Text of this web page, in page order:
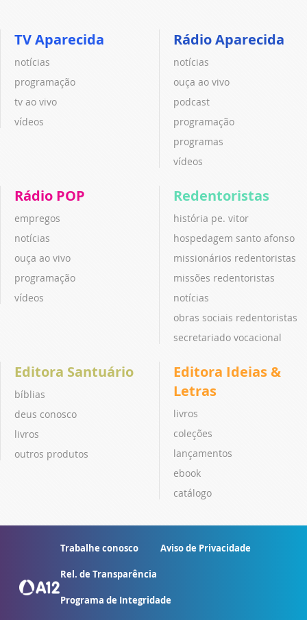
TV Aparecida
notícias
programação
tv ao vivo
vídeos
Rádio Aparecida
notícias
ouça ao vivo
podcast
programação
programas
vídeos
Rádio POP
empregos
notícias
ouça ao vivo
programação
vídeos
Redentoristas
história pe. vitor
hospedagem santo afonso
missionários redentoristas
missões redentoristas
notícias
obras sociais redentoristas
secretariado vocacional
Editora Santuário
bíblias
deus conosco
livros
outros produtos
Editora Ideias &
Letras
livros
coleções
lançamentos
ebook
catálogo
Trabalhe conosco Aviso de Privacidade
Rel. de Transparência
Programa de Integridade